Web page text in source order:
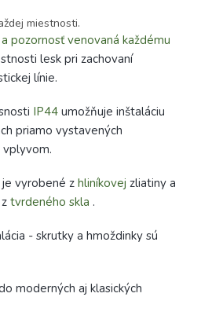
miestnosti.
pozornosť venovaná každému
lesk pri zachovaní
línie.
IP44 umožňuje inštaláciu
priamo vystavených
vyrobené z hliníkovej zliatiny a
tvrdeného skla .
- skrutky a hmoždinky sú
moderných aj klasických